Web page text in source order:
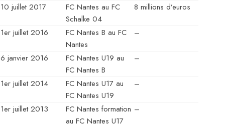
10 juillet 2017
FC Nantes au FC
Schalke 04
8 millions d’euros
1er juillet 2016
FC Nantes B au FC
Nantes
–
6 janvier 2016
FC Nantes U19 au
FC Nantes B
–
1er juillet 2014
FC Nantes U17 au
FC Nantes U19
–
1er juillet 2013
FC Nantes formation
au FC Nantes U17
–